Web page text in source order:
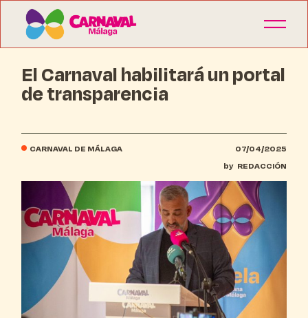
El Carnaval habilitará un portal
de transparencia
CARNAVAL DE MÁLAGA
07/04/2025
by REDACCIÓN